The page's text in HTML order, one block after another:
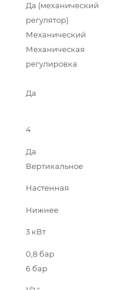
Да (механический
регулятор)
Механический
Механическая
регулировка
Да
4
Да
Вертикальное
Настенная
Нижнее
3 кВт
0,8 бар
6 бар